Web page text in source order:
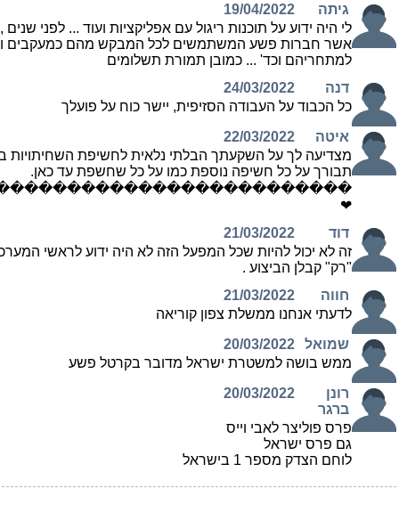
גיתה
19/04/2022
לי היה ידוע על תוכנות ריגול עם אפליקציות ועוד ... לפני
אשר חברות פשע המשתמשים לכל המבקש מהם כמעקבים
למתחריהם וכד' ... כמובן תמורת תשלומים
דנה
24/03/2022
כל הכבוד על העבודה הסזיפית, יישר כוח על פועלך
איטה
22/03/2022
מצדיעה לך על השקעתך הבלתי נלאית לחשיפת השחיתויות
תבורך על כל חשיפה נוספת כמו על כל שחשפת עד כאן.
❤
דוד
21/03/2022
זה לא יכול להיות שכל המפעל הזה לא היה ידוע לראשי
"רק" קבלן הביצוע .
חווה
21/03/2022
לדעתי אנחנו ממשלת צפון קוריאה
שמואל
20/03/2022
ממש בושה למשטרת ישראל מדובר בקרטל פשע
רונן
ברגר
20/03/2022
פרס פוליצר לאבי וייס
גם פרס ישראל
לוחם הצדק מספר 1 בישראל